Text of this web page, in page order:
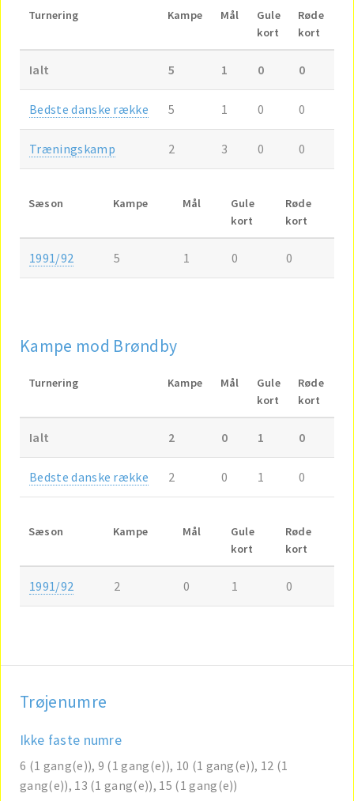
Turnering Kampe Mål
Gule
kort
Røde
kort
Ialt 5 1 0 0
Bedste danske række 5 1 0 0
Træningskamp 2 3 0 0
Sæson Kampe Mål
Gule
kort
Røde
kort
1991/92 5 1 0 0
Kampe mod Brøndby
Turnering Kampe Mål
Gule
kort
Røde
kort
Ialt 2 0 1 0
Bedste danske række 2 0 1 0
Sæson Kampe Mål
Gule
kort
Røde
kort
1991/92 2 0 1 0
Trøjenumre
Ikke faste numre
6 (1 gang(e)), 9 (1 gang(e)), 10 (1 gang(e)), 12 (1
gang(e)), 13 (1 gang(e)), 15 (1 gang(e))